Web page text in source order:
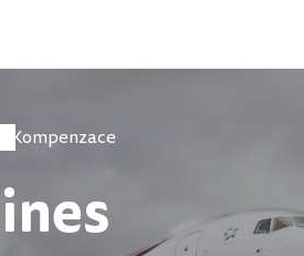
Kompenzace